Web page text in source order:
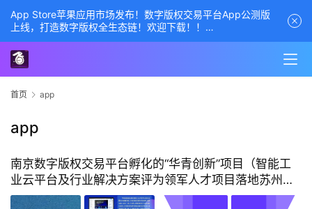
首页 app
app
南京数字版权交易平台孵化的“华青创新”项目（智能工
业云平台及行业解决方案评为领军人才项目落地苏州吴
江区）APP正式上线
App Store苹果应用市场发布！数字版权交易平台App公测版
上线，打造数字版权全生态链！欢迎下载！！
商务经理联系方式——数字版权交易平台